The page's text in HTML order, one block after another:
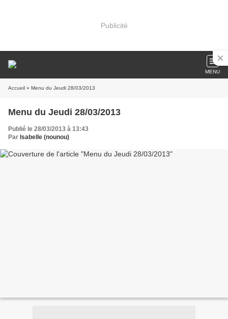
Publicité
MENU
Accueil » Menu du Jeudi 28/03/2013
Menu du Jeudi 28/03/2013
Publié le 28/03/2013 à 13:43
Par Isabelle (nounou)